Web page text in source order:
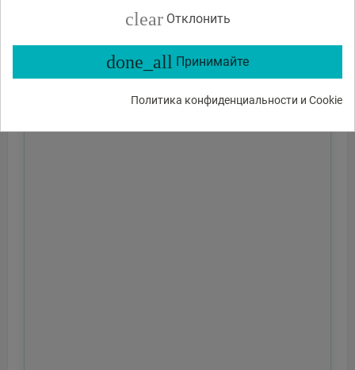
clear Отклонить
done_all Принимайте
Политика конфиденциальности и Cookie